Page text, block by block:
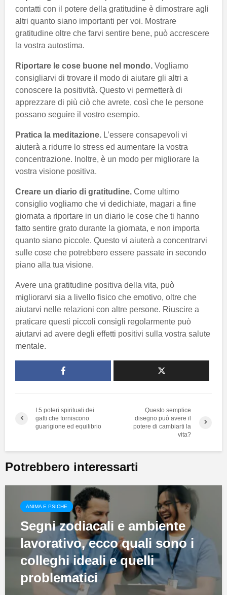
contatti con il potere della gratitudine è dimostrare agli
altri quanto siano importanti per voi. Mostrare
gratitudine oltre che farvi sentire bene, può accrescere
la vostra autostima.
Riportare le cose buone nel mondo. Vogliamo
consigliarvi di trovare il modo di aiutare gli altri a
conoscere la positività. Questo vi permetterà di
apprezzare di più ciò che avrete, così che le persone
possano seguire il vostro esempio.
Pratica la meditazione. L’essere consapevoli vi
aiuterà a ridurre lo stress ed aumentare la vostra
concentrazione. Inoltre, è un modo per migliorare la
vostra visione positiva.
Creare un diario di gratitudine. Come ultimo
consiglio vogliamo che vi dedichiate, magari a fine
giornata a riportare in un diario le cose che ti hanno
fatto sentire grato durante la giornata, e non importa
quanto siano piccole. Questo vi aiuterà a concentrarvi
sulle cose che potrebbero essere passate in secondo
piano alla tua visione.
Avere una gratitudine positiva della vita, può
migliorarvi sia a livello fisico che emotivo, oltre che
aiutarvi nelle relazioni con altre persone. Riuscire a
praticare questi piccoli consigli regolarmente può
aiutarvi ad avere degli effetti positivi sulla vostra salute
mentale.
I 5 poteri spirituali dei
gatti che forniscono
guarigione ed equilibrio
Questo semplice
disegno può avere il
potere di cambiarti la
vita?
Potrebbero interessarti
ANIMA E PSICHE
Segni zodiacali e ambiente
lavorativo, ecco quali sono i
colleghi ideali e quelli
problematici